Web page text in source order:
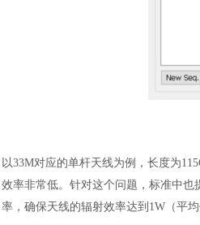
以33M对应的单杆天线为例，长度为
效率非常低。针对这个问题，标准中也
率，确保天线的辐射效率达到1W（平均